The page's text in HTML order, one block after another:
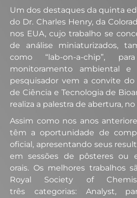
Um dos destaques da quinta
do Dr. Charles Henry, da
nos EUA, cujo trabalho se
de análise miniaturizados,
como “lab-on-a-chip”,
monitoramento ambiental
pesquisador vem a convite
de Ciência e Tecnologia de
realiza a palestra de abertura,
Assim como nos anos
têm a oportunidade de
oficial, apresentando seus
em sessões de pôsteres ou
orais. Os melhores trabalhos
Royal Society of
três categorias: Analyst,